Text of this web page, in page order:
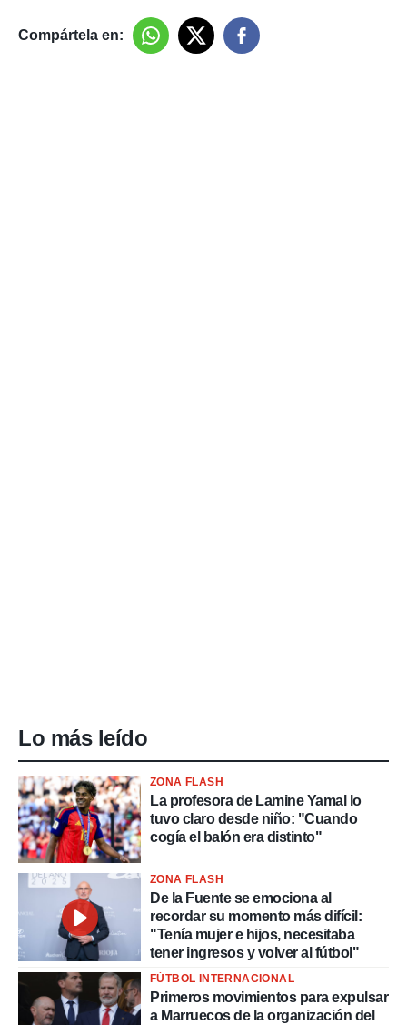
Compártela en:
Lo más leído
ZONA FLASH
La profesora de Lamine Yamal lo
tuvo claro desde niño: "Cuando
cogía el balón era distinto"
ZONA FLASH
De la Fuente se emociona al
recordar su momento más difícil:
"Tenía mujer e hijos, necesitaba
tener ingresos y volver al fútbol"
FÚTBOL INTERNACIONAL
Primeros movimientos para expulsar
a Marruecos de la organización del